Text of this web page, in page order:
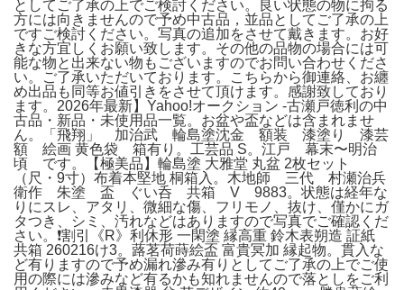
としてご了承の上でご検討ください。良い状態の物に拘る
方には向きませんので予め中古品，並品としてご了承の上
ですご検討ください。写真の追加をさせて戴きます。お好
きな方宜しくお願い致します。その他の品物の場合には可
能な物と出来ない物もございますのでお問い合わせくださ
い。ご了承いただいております。こちらから御連絡、お纏
め出品も同等お値引きをさせて頂けます。感謝致しており
ます。2026年最新】Yahoo!オークション -古瀬戸徳利の中
古品・新品・未使用品一覧。お盆や盃などは含まれませ
ん。「飛翔」 加治武 輪島塗沈金 額装 漆塗り 漆芸
額 絵画 黄色袋 箱有り。工芸品 S。江戸 幕末〜明治
頃 です。【極美品】輪島塗 大雅堂 丸盆 2枚セット
（尺・9寸）布着本堅地 桐箱入。木地師 三代 村瀬治兵
衛作 朱塗 盃 ぐい呑 共箱 V 9883。状態は経年な
りにスレ、アタリ、微細な傷、フリモノ、抜け、僅かにガ
タつき、シミ、汚れなどはありますので写真でご確認くだ
さい。❗️割引《R》利休形 一閑塗 縁高重 鈴木表朔造 証紙
共箱 260216け3。蕗茗荷蒔絵盃 富貴冥加 縁起物。貫入な
ど有りますので予め漏れ滲み有りとしてご了承の上でご使
用の際には滲みなど有るかも知れませんので落としをご利